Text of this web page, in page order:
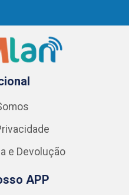
e Devolução
APP